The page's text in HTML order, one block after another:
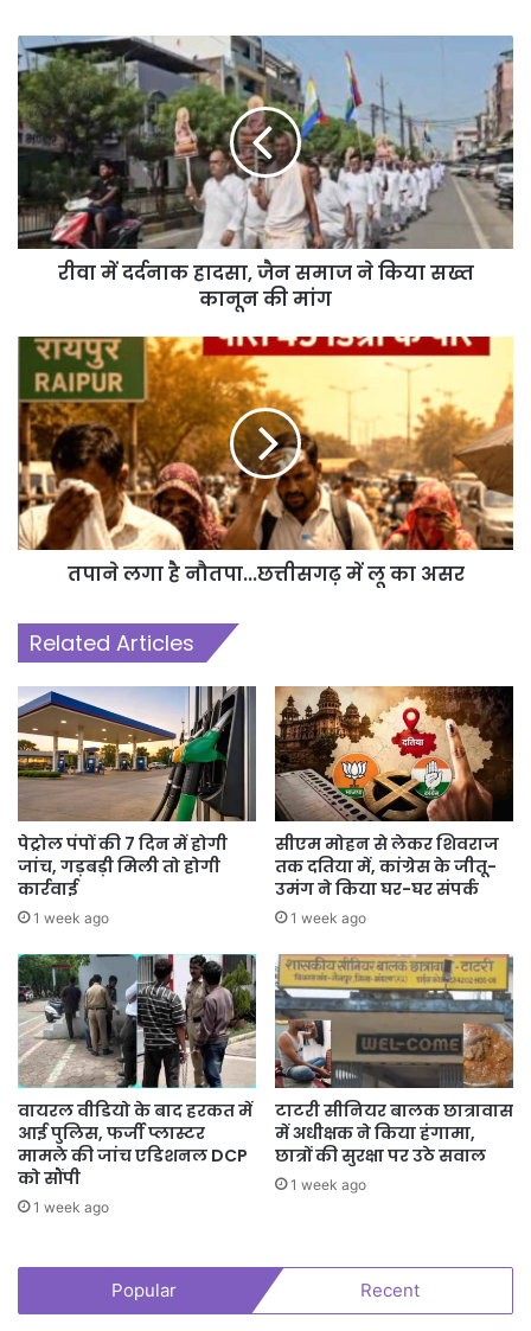
रीवा में दर्दनाक हादसा, जैन समाज ने किया सख्त
कानून की मांग
तपाने लगा है नौतपा...छत्तीसगढ़ में लू का असर
Related Articles
पेट्रोल पंपों की 7 दिन में होगी
जांच, गड़बड़ी मिली तो होगी
कार्रवाई
1 week ago
सीएम मोहन से लेकर शिवराज
तक दतिया में, कांग्रेस के जीतू-
उमंग ने किया घर-घर संपर्क
1 week ago
वायरल वीडियो के बाद हरकत में
आई पुलिस, फर्जी प्लास्टर
मामले की जांच एडिशनल DCP
को सौंपी
1 week ago
टाटरी सीनियर बालक छात्रावास
में अधीक्षक ने किया हंगामा,
छात्रों की सुरक्षा पर उठे सवाल
1 week ago
Popular Recent